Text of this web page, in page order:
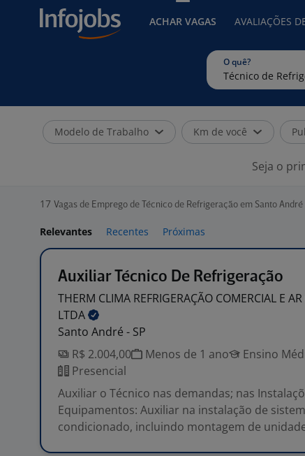
ACHAR VAGAS AVALIAÇÕES
O quê?
Modelo de Trabalho Km de você
Seja o
17 Vagas de Emprego de Técnico de Refrigeração em Santo André
Relevantes Recentes Próximas
Auxiliar Técnico De Refrigeração
THERM CLIMA REFRIGERAÇÃO COMERCIAL E
LTDA
Santo André - SP
R$ 2.004,00
Menos de 1 ano
Ensino
Presencial
Auxiliar o Técnico nas demandas; nas
Equipamentos: Auxiliar na instalação de
condicionado, incluindo montagem de